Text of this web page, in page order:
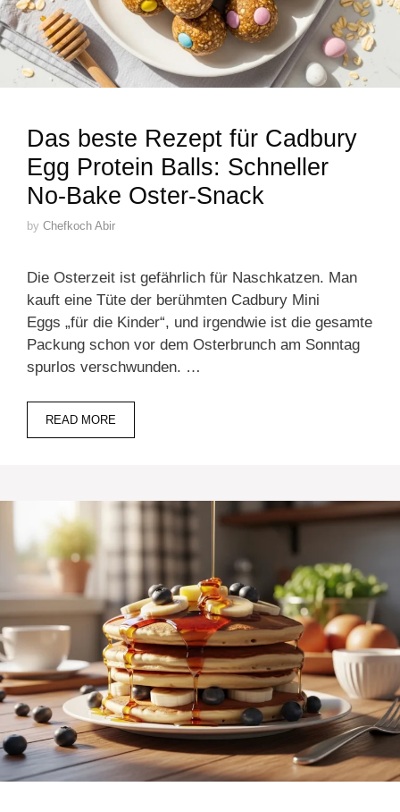
Das beste Rezept für Cadbury
Egg Protein Balls: Schneller
No-Bake Oster-Snack
by Chefkoch Abir
Die Osterzeit ist gefährlich für Naschkatzen. Man
kauft eine Tüte der berühmten Cadbury Mini
Eggs „für die Kinder“, und irgendwie ist die gesamte
Packung schon vor dem Osterbrunch am Sonntag
spurlos verschwunden. …
READ MORE